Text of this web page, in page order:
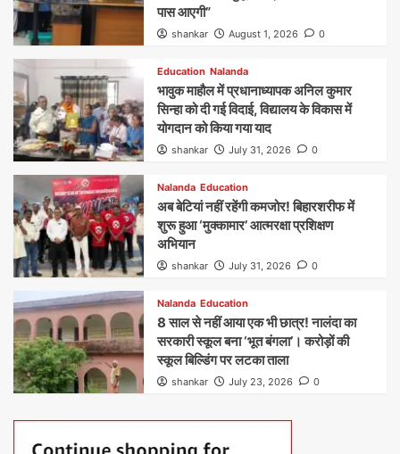
पास आएगी”
shankar August 1, 2026 0
Education Nalanda
भावुक माहौल में प्रधानाध्यापक अनिल कुमार
सिन्हा को दी गई विदाई, विद्यालय के विकास में
योगदान को किया गया याद
shankar July 31, 2026 0
Nalanda Education
अब बेटियां नहीं रहेंगी कमजोर! बिहारशरीफ में
शुरू हुआ ‘मुक्कामार’ आत्मरक्षा प्रशिक्षण
अभियान
shankar July 31, 2026 0
Nalanda Education
8 साल से नहीं आया एक भी छात्र! नालंदा का
सरकारी स्कूल बना ‘भूत बंगला’। करोड़ों की
स्कूल बिल्डिंग पर लटका ताला
shankar July 23, 2026 0